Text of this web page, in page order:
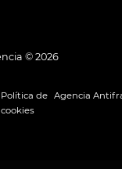
© 2026
Política de
cookies
Agencia